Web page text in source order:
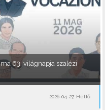
63. világnapja szalézi
2026-04-27, Hétfő